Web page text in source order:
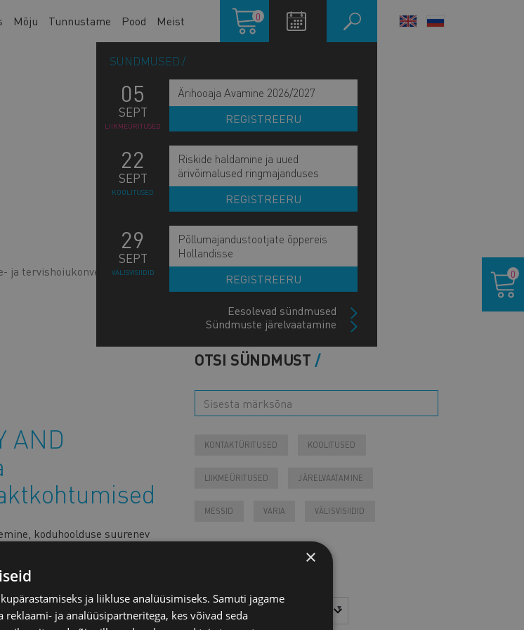
Mõju Tunnustame Pood Meist
Ostukorv
0
SÜNDMUSED
05
SEPT
LIIKMEÜRITUSED
Ärihooaja Avamine 2026/2027
REGISTREERU
22
SEPT
KOOLITUSED
Riskide haldamine ja uued
ärivõimalused ringmajanduses
REGISTREERU
29
SEPT
VÄLISVISIIDID
Põllumajandustootjate õppereis
Hollandisse
REGISTREERU
Eesolevad sündmused
Sündmuste järelvaatamine
LANGUAGE
ja tervishoiukonverents ning
AND
koduhoolduse suurenev
rakendamine
tulevad kokku, et arutada
1. detsembrini.
0
LIITU UUDISKIRJAGA
OTSI SÜNDMUST
KONTAKTÜRITUSED KOOLITUSED
LIIKMEÜRITUSED JÄRELVAATAMINE
MESSID VARIA VÄLISVISIIDID
Tulevased sündmused
Aasta Kuu
×
ja liikluse analüüsimiseks. Samuti jagame
ja analüüsipartneritega, kes võivad seda